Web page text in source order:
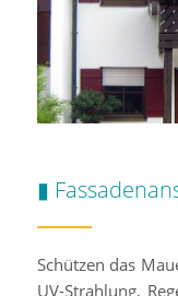
▮
Schützen das
UV-Strahlung,